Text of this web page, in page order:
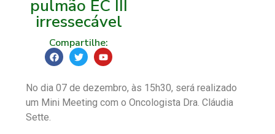
pulmão EC III
irressecável
Compartilhe:
No dia 07 de dezembro, às 15h30, será realizado
um Mini Meeting com o Oncologista Dra. Cláudia
Sette.